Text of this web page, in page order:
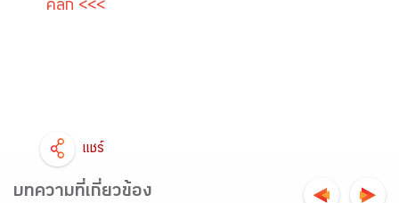
คลิก <<<
แชร์
บทความที่เกี่ยวข้อง